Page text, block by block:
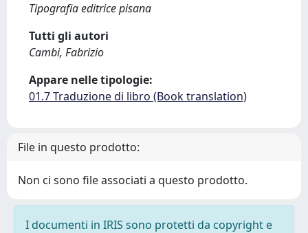
Tipografia editrice pisana
Tutti gli autori
Cambi, Fabrizio
Appare nelle tipologie:
01.7 Traduzione di libro (Book translation)
File in questo prodotto:
Non ci sono file associati a questo prodotto.
I documenti in IRIS sono protetti da copyright e